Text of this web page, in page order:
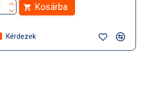
Kosárba
Kérdezek